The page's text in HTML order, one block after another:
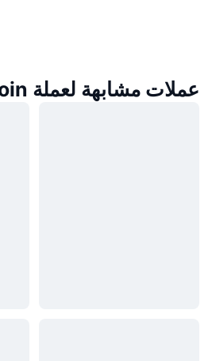
عملات مشابهة لعملة Zetacoin